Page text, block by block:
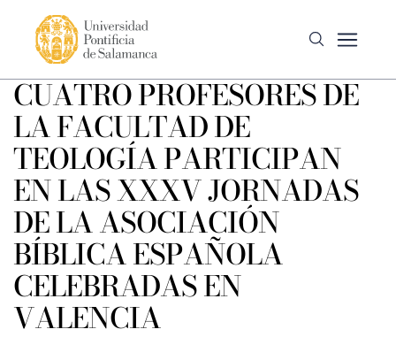
CUATRO PROFESORES DE
LA FACULTAD DE
TEOLOGÍA PARTICIPAN
EN LAS XXXV JORNADAS
DE LA ASOCIACIÓN
BÍBLICA ESPAÑOLA
CELEBRADAS EN
VALENCIA